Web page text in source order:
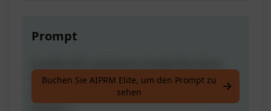
Prompt
Metadaten für Deine App oder Dein Spiel.
Bitte stimme ab, wenn Du das nützlich
Buchen Sie AIPRM Elite, um den Prompt zu
sehen